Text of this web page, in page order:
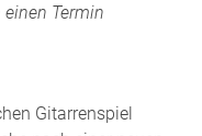
Termin
Gitarrenspiel